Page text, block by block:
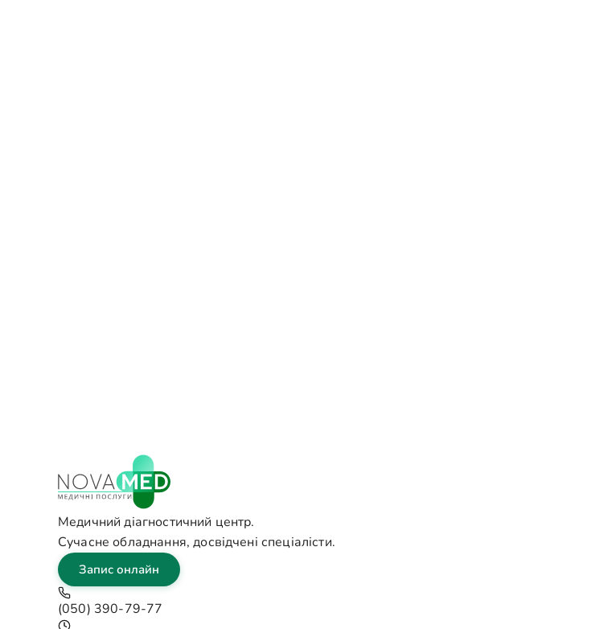
Медичний діагностичний центр.
Сучасне обладнання, досвідчені спеціалісти.
Запис онлайн
(050) 390-79-77